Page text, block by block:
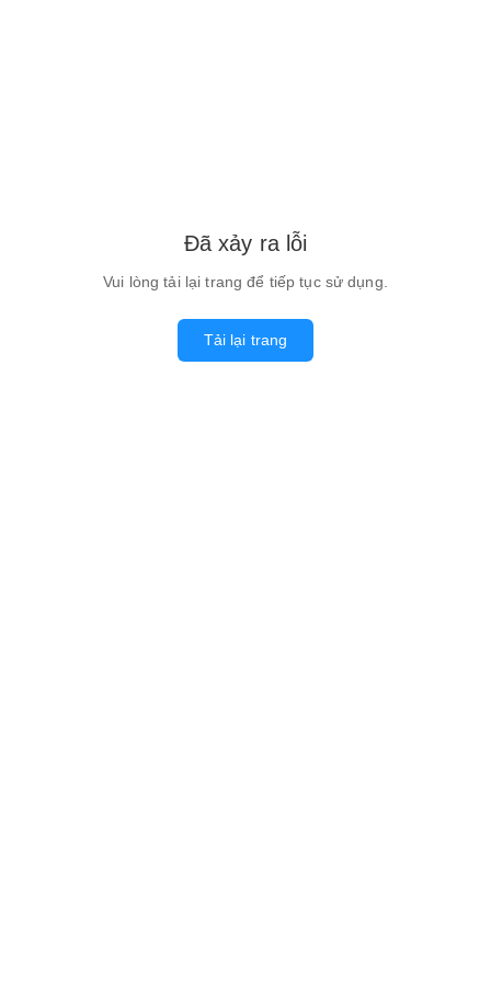
Đã xảy ra lỗi
Vui lòng tải lại trang để tiếp tục sử dụng.
Tải lại trang